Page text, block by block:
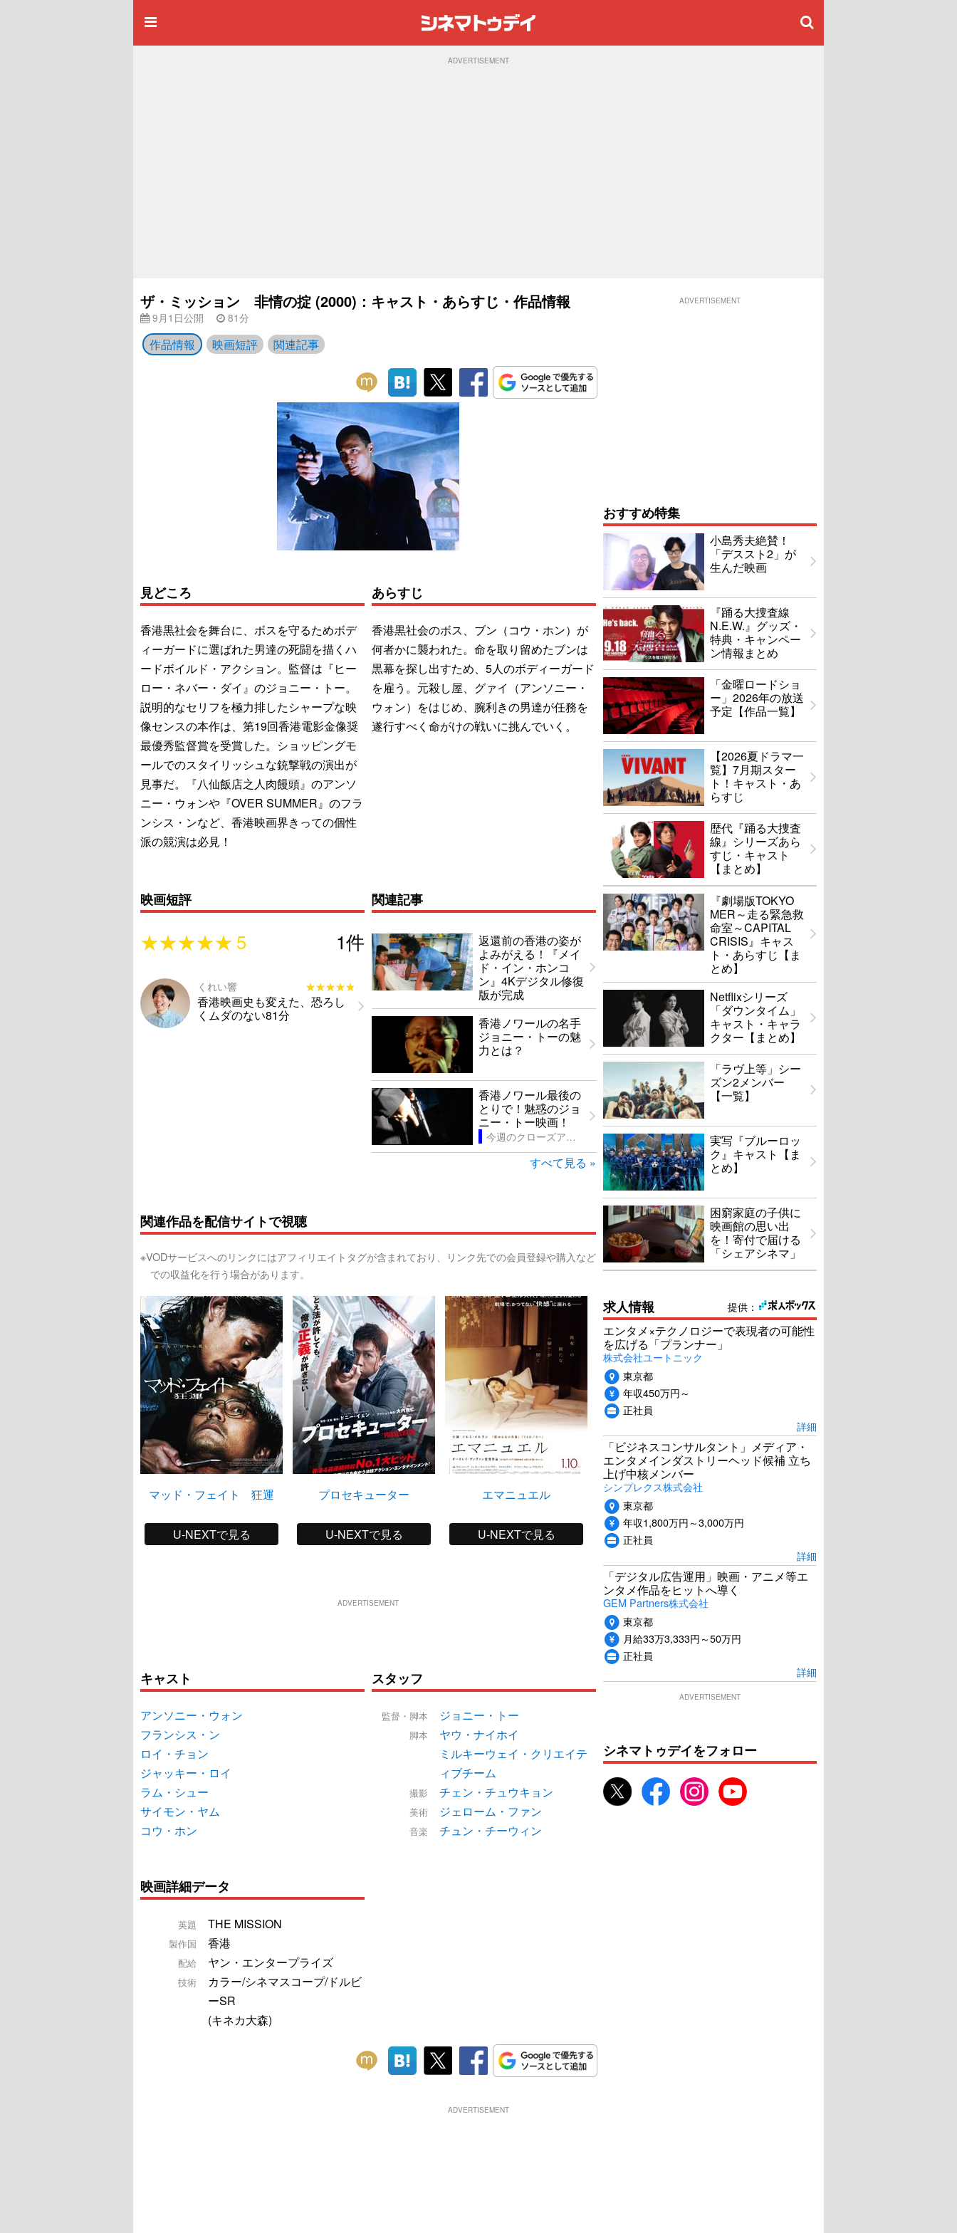
ADVERTISEMENT
ザ・ミッション 非情の掟 (2000)：キャスト・あらすじ・作品情報
9月1日公開 81分
作品情報 映画短評 関連記事
見どころ
香港黒社会を舞台に、ボスを守るためボデ
ィーガードに選ばれた男達の死闘を描くハ
ードボイルド・アクション。監督は『ヒー
ロー・ネバー・ダイ』のジョニー・トー。
説明的なセリフを極力排したシャープな映
像センスの本作は、第19回香港電影金像奨
最優秀監督賞を受賞した。ショッピングモ
ールでのスタイリッシュな銃撃戦の演出が
見事だ。『八仙飯店之人肉饅頭』のアンソ
ニー・ウォンや『OVER SUMMER』のフラ
ンシス・ンなど、香港映画界きっての個性
派の競演は必見！
あらすじ
香港黒社会のボス、ブン（コウ・ホン）が
何者かに襲われた。命を取り留めたブンは
黒幕を探し出すため、5人のボディーガード
を雇う。元殺し屋、グァイ（アンソニー・
ウォン）をはじめ、腕利きの男達が任務を
遂行すべく命がけの戦いに挑んでいく。
映画短評
★★★★★
★★★★★ 5 1件
くれい響 ★★★★★
★★★★★
香港映画史も変えた、恐ろし
くムダのない81分
関連記事
返還前の香港の姿が
よみがえる！『メイ
ド・イン・ホンコ
ン』4Kデジタル修復
版が完成
香港ノワールの名手
ジョニー・トーの魅
力とは？
香港ノワール最後の
とりで！魅惑のジョ
ニー・トー映画！
今週のクローズアップ
すべて見る »
関連作品を配信サイトで視聴
※VODサービスへのリンクにはアフィリエイトタグが含まれており、リンク先での会員登録や購入など
での収益化を行う場合があります。
マッド・フェイト 狂運
U-NEXTで見る
プロセキューター
U-NEXTで見る
エマニュエル
U-NEXTで見る
香港の流れ者たち
U-NEXTで見る
ADVERTISEMENT
キャスト
アンソニー・ウォン
フランシス・ン
ロイ・チョン
ジャッキー・ロイ
ラム・シュー
サイモン・ヤム
コウ・ホン
スタッフ
監督・脚本 ジョニー・トー
脚本
ヤウ・ナイホイ
ミルキーウェイ・クリエイテ
ィブチーム
撮影 チェン・チュウキョン
美術 ジェローム・ファン
音楽 チュン・チーウィン
映画詳細データ
英題 THE MISSION
製作国 香港
配給 ヤン・エンタープライズ
技術
カラー/シネマスコープ/ドルビ
ーSR
(キネカ大森)
ADVERTISEMENT
おすすめ特集
小島秀夫絶賛！
「デススト2」が
生んだ映画
『踊る大捜査線
N.E.W.』グッズ・
特典・キャンペー
ン情報まとめ
「金曜ロードショ
ー」2026年の放送
予定【作品一覧】
【2026夏ドラマ一
覧】7月期スター
ト！キャスト・あ
らすじ
歴代『踊る大捜査
線』シリーズあら
すじ・キャスト
【まとめ】
『劇場版TOKYO
MER～走る緊急救
命室～CAPITAL
CRISIS』キャス
ト・あらすじ【ま
とめ】
Netflixシリーズ
「ダウンタイム」
キャスト・キャラ
クター【まとめ】
「ラヴ上等」シー
ズン2メンバー
【一覧】
実写『ブルーロッ
ク』キャスト【ま
とめ】
困窮家庭の子供に
映画館の思い出
を！寄付で届ける
「シェアシネマ」
提供：
求人情報
エンタメ×テクノロジーで表現者の可能性
を広げる「プランナー」
株式会社ユートニック
東京都
年収450万円～
正社員
詳細
「ビジネスコンサルタント」メディア・
エンタメインダストリーヘッド候補 立ち
上げ中核メンバー
シンプレクス株式会社
東京都
年収1,800万円～3,000万円
正社員
詳細
「デジタル広告運用」映画・アニメ等エ
ンタメ作品をヒットへ導く
GEM Partners株式会社
東京都
月給33万3,333円～50万円
正社員
詳細
ADVERTISEMENT
シネマトゥデイをフォロー
ADVERTISEMENT